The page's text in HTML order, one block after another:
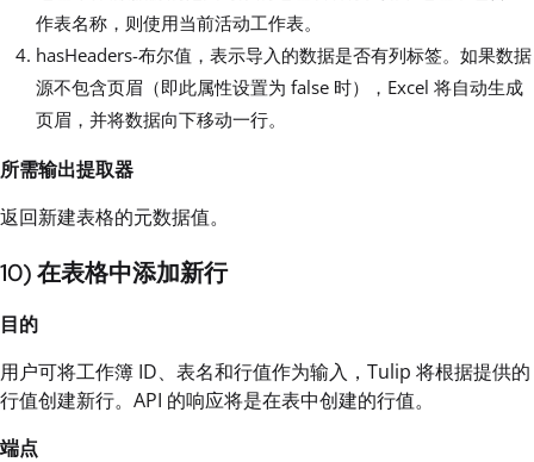
作表名称，则使用当前活动工作表。
hasHeaders-布尔值，表示导入的数据是否有列标签。如果数据
源不包含页眉（即此属性设置为 false 时），Excel 将自动生成
页眉，并将数据向下移动一行。
所需输出提取器
返回新建表格的元数据值。
10) 在表格中添加新行
目的
用户可将工作簿 ID、表名和行值作为输入，Tulip 将根据提供的
行值创建新行。API 的响应将是在表中创建的行值。
端点